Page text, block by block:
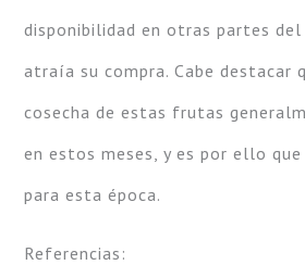
disponibilidad en otras partes
atraía su compra. Cabe destacar
cosecha de estas frutas
en estos meses, y es por ello
para esta época.
Referencias: